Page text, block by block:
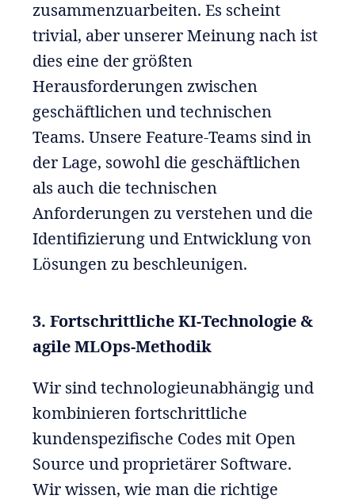
zusammenzuarbeiten. Es scheint
trivial, aber unserer Meinung nach ist
dies eine der größten
Herausforderungen zwischen
geschäftlichen und technischen
Teams. Unsere Feature-Teams sind in
der Lage, sowohl die geschäftlichen
als auch die technischen
Anforderungen zu verstehen und die
Identifizierung und Entwicklung von
Lösungen zu beschleunigen.
3. Fortschrittliche KI-Technologie &
agile MLOps-Methodik
Wir sind technologieunabhängig und
kombinieren fortschrittliche
kundenspezifische Codes mit Open
Source und proprietärer Software.
Wir wissen, wie man die richtige